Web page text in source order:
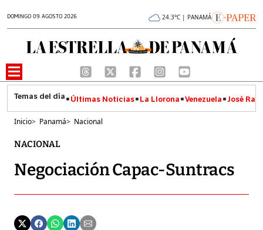
DOMINGO 09 AGOSTO 2026 24.3°C | PANAMÁ
Últimas Noticias La Llorona Venezuela José
Inicio> Panamá> Nacional
NACIONAL
Negociación Capac-Suntracs